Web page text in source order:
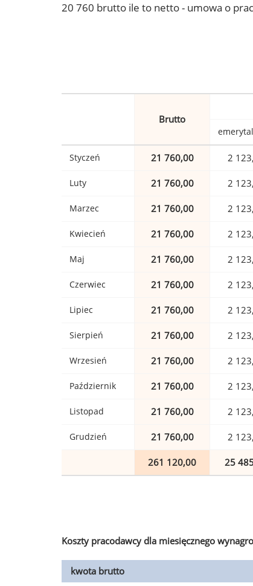
20 760 brutto ile to netto - umowa o
Brutto
Styczeń 21 760,00 2
Luty 21 760,00 2
Marzec 21 760,00 2
Kwiecień 21 760,00 2
Maj 21 760,00 2
Czerwiec 21 760,00 2
Lipiec 21 760,00 2
Sierpień 21 760,00 2
Wrzesień 21 760,00 2
Październik 21 760,00 2
Listopad 21 760,00 2
Grudzień 21 760,00 2
261 120,00 25
Koszty pracodawcy dla miesięcznego
kwota brutto